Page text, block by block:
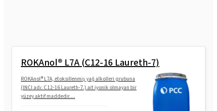
ROKAnol® L7A (C12-16 Laureth-7)
ROKAnol® L7A, etoksillenmiş yağ alkolleri grubuna
(INCI adı: C12-16 Laureth-7.) ait iyonik olmayan bir
yüzey aktif maddedir....